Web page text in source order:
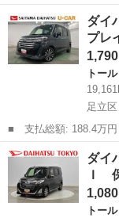
名： ダイハツ ■ 車
Ｉ クルーズコントロ
ーナビ／ＣＤ...
栃木 鹿沼市 ト
ダイ
プレ
トール
足立区
■ 支払総額: 188.4万円 ■ 車両本体価格： 1,790,000 円 ■ メーカ
ー名： ダイハツ ■
Ｇ ターボ ディスプレ
ディスプ...
東京 足立区 ト
ダイ
Ｉ
トール